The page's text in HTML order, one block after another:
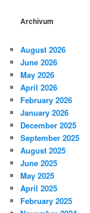
Archívum
August 2026
June 2026
May 2026
April 2026
February 2026
January 2026
December 2025
September 2025
August 2025
June 2025
May 2025
April 2025
February 2025